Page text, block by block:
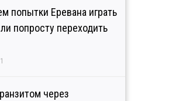
Еревана играть
попросту переходить
через